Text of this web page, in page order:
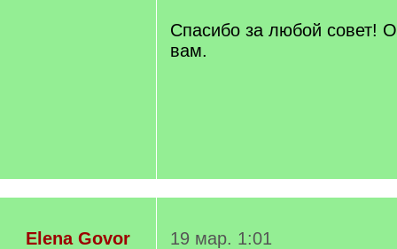
Спасибо за любой совет!
вам.
Elena Govor 19 мар. 1:01